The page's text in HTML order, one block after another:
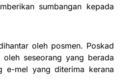
sumbangan kepada
oleh posmen. Poskad
seseorang yang berada
e-mel yang diterima kerana